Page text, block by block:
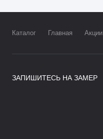
Каталог Главная Акции
ЗАПИШИТЕСЬ НА ЗАМЕР